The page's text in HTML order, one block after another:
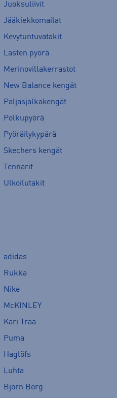
Juoksuliivit
Jääkiekkomailat
Kevytuntuvatakit
Lasten pyörä
Merinovillakerrastot
New Balance kengät
Paljasjalkakengät
Polkupyörä
Pyöräilykypärä
Skechers kengät
Tennarit
Ulkoilutakit
adidas
Rukka
Nike
McKINLEY
Kari Traa
Puma
Haglöfs
Luhta
Björn Borg